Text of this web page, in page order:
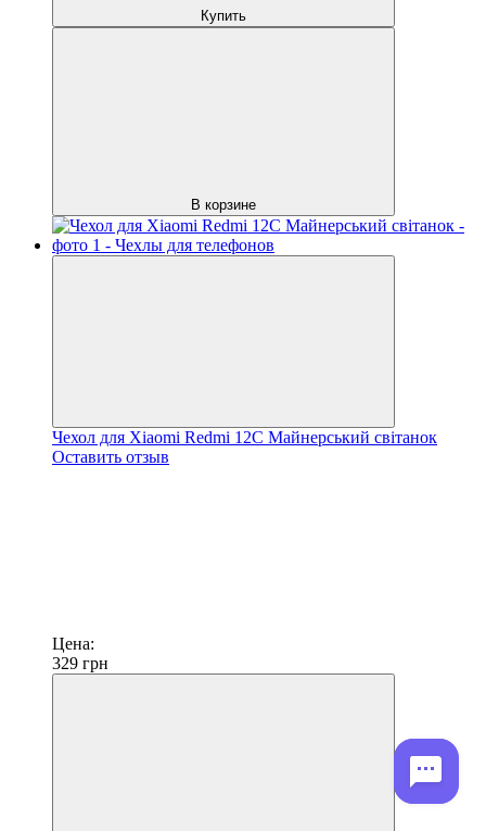
Купить
В корзине
Чехол для Xiaomi Redmi 12C Майнерський світанок
Оставить отзыв
Цена:
329 грн